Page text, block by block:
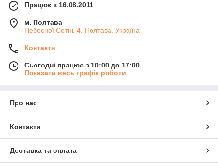
Працює з 16.08.2011
м. Полтава
Небесної Сотні, 4, Полтава, Україна
Контакти
Сьогодні працює з 10:00 до 17:00
Показати весь графік роботи
Про нас
Контакти
Доставка та оплата